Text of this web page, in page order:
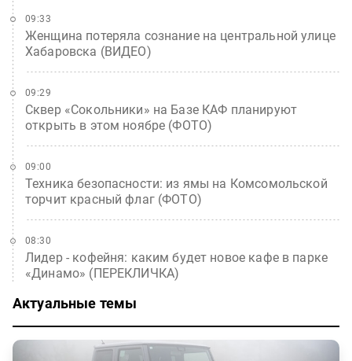
Женщина потеряла сознание на центральной улице
Хабаровска (ВИДЕО)
09:33
Сквер «Сокольники» на Базе КАФ планируют
открыть в этом ноябре (ФОТО)
09:29
Техника безопасности: из ямы на Комсомольской
торчит красный флаг (ФОТО)
09:00
Лидер - кофейня: каким будет новое кафе в парке
«Динамо» (ПЕРЕКЛИЧКА)
08:30
Актуальные темы